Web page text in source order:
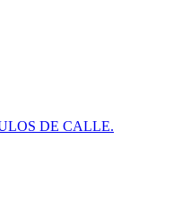
DE CALLE.